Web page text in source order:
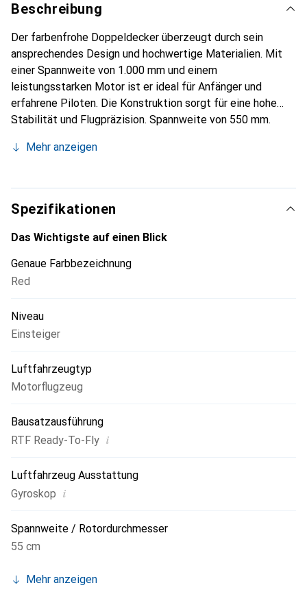
Beschreibung
Der farbenfrohe Doppeldecker überzeugt durch sein
ansprechendes Design und hochwertige Materialien. Mit
einer Spannweite von 1.000 mm und einem
leistungsstarken Motor ist er ideal für Anfänger und
erfahrene Piloten. Die Konstruktion sorgt für eine hohe
Stabilität und Flugpräzision. Spannweite von 550 mm.
und ausschaltbarer 6-Achs-Gyro. Starker Brushless-Motor.
im Mode 2.
Mehr anzeigen
Spezifikationen
Das Wichtigste auf einen Blick
Genaue Farbbezeichnung
Red
Niveau
Einsteiger
Luftfahrzeugtyp
Motorflugzeug
Bausatzausführung
RTF Ready-To-Fly i
Luftfahrzeug Ausstattung
Gyroskop i
Spannweite / Rotordurchmesser
55 cm
Mehr anzeigen